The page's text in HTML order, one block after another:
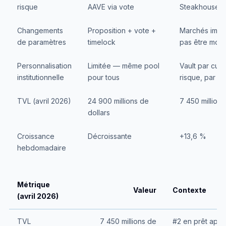
risque
AAVE via vote
Steakhouse,
Changements
de paramètres
Proposition + vote +
timelock
Marchés
pas être
Personnalisation
institutionnelle
Limitée — même pool
pour tous
Vault par
risque, par
TVL (avril 2026)
24 900 millions de
dollars
7 450
Croissance
hebdomadaire
Décroissante +13,6 %
Métrique
(avril 2026)
Valeur Contexte
TVL
7 450 millions de
#2 en prêt